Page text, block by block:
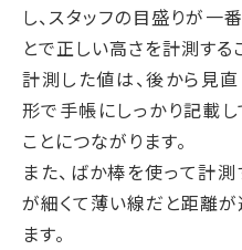
し、スタッフの目盛りが一
とで正しい高さを計測する
計測した値は、後から見
形で手帳にしっかり記載し
ことにつながります。
また、ばか棒を使って計
が細くて薄い線だと距離が
ます。